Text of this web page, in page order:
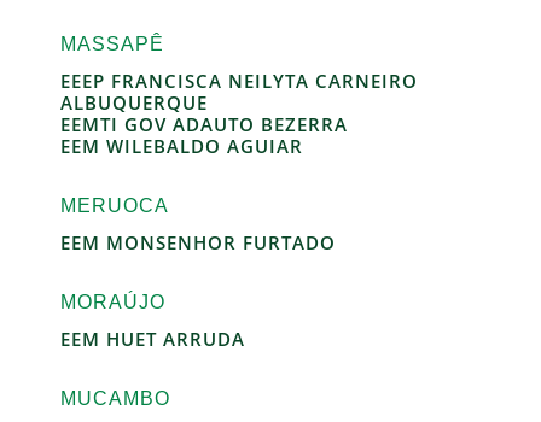
MASSAPÊ
EEEP FRANCISCA NEILYTA CARNEIRO
ALBUQUERQUE
EEMTI GOV ADAUTO BEZERRA
EEM WILEBALDO AGUIAR
MERUOCA
EEM MONSENHOR FURTADO
MORAÚJO
EEM HUET ARRUDA
MUCAMBO